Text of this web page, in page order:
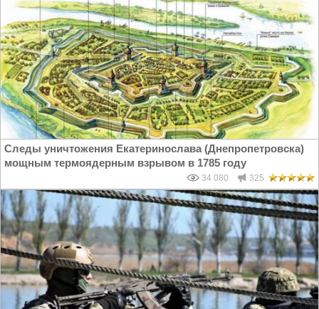
Следы уничтожения Екатеринослава (Днепропетровска)
мощным термоядерным взрывом в 1785 году
34 080 325